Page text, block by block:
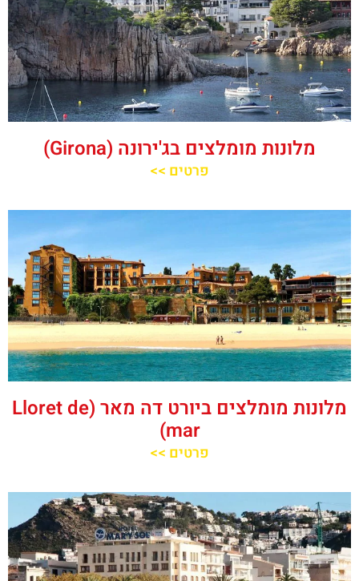
מלונות מומלצים בג'ירונה (Girona)
פרטים >>
מלונות מומלצים ביורט דה מאר (Lloret de
mar)
פרטים >>